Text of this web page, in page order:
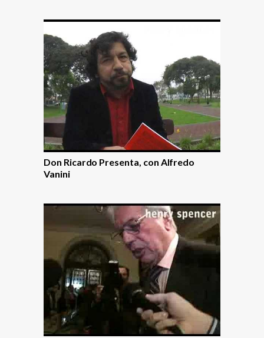
Don Ricardo Presenta, con Alfredo
Vanini